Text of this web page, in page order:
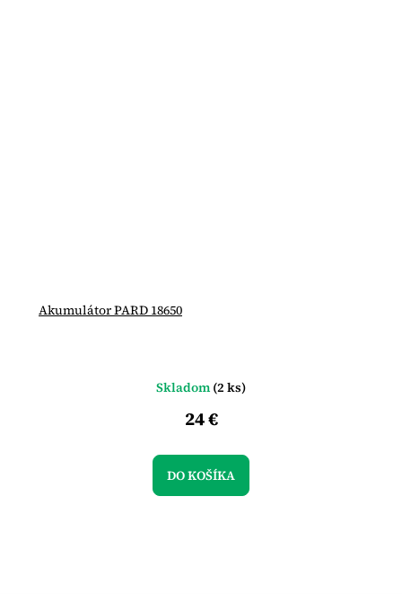
Akumulátor PARD 18650
Skladom (2 ks)
24 €
DO KOŠÍKA